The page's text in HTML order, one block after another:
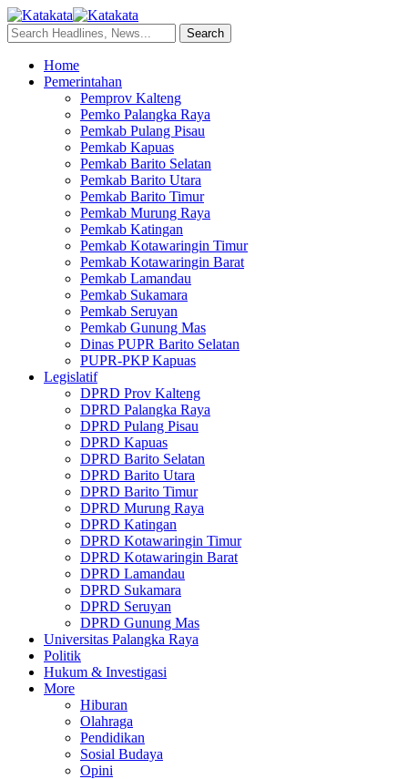
Home
Pemerintahan
Pemprov Kalteng
Pemko Palangka Raya
Pemkab Pulang Pisau
Pemkab Kapuas
Pemkab Barito Selatan
Pemkab Barito Utara
Pemkab Barito Timur
Pemkab Murung Raya
Pemkab Katingan
Pemkab Kotawaringin Timur
Pemkab Kotawaringin Barat
Pemkab Lamandau
Pemkab Sukamara
Pemkab Seruyan
Pemkab Gunung Mas
Dinas PUPR Barito Selatan
PUPR-PKP Kapuas
Legislatif
DPRD Prov Kalteng
DPRD Palangka Raya
DPRD Pulang Pisau
DPRD Kapuas
DPRD Barito Selatan
DPRD Barito Utara
DPRD Barito Timur
DPRD Murung Raya
DPRD Katingan
DPRD Kotawaringin Timur
DPRD Kotawaringin Barat
DPRD Lamandau
DPRD Sukamara
DPRD Seruyan
DPRD Gunung Mas
Universitas Palangka Raya
Politik
Hukum & Investigasi
More
Hiburan
Olahraga
Pendidikan
Sosial Budaya
Opini